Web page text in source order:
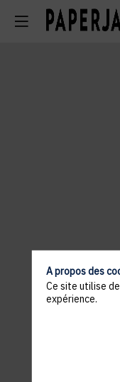
Il manque du
A propos des
Ce site utilise
expérience.